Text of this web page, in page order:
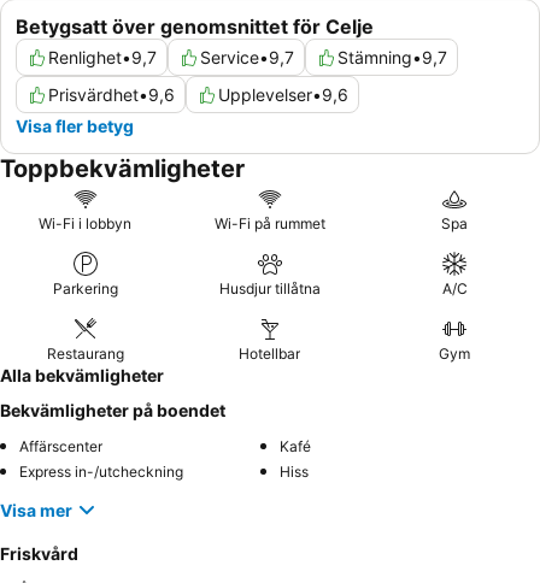
Betygsatt över genomsnittet för Celje
Renlighet•9,7 Service•9,7 Stämning•9,7
Prisvärdhet•9,6 Upplevelser•9,6
Visa fler betyg
Toppbekvämligheter
Wi-Fi i lobbyn Wi-Fi på rummet Spa
Parkering Husdjur tillåtna A/C
Restaurang Hotellbar Gym
Alla bekvämligheter
Bekvämligheter på boendet
Affärscenter
Kafé
Express in-/utcheckning
Hiss
Visa mer
Friskvård